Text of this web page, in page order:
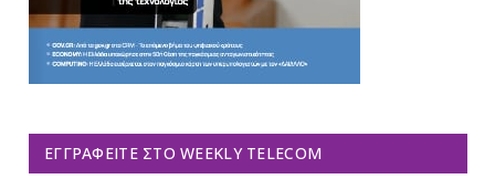
ΕΓΓΡΑΦΕΊΤΕ ΣΤΟ WEEKLY TELECOM